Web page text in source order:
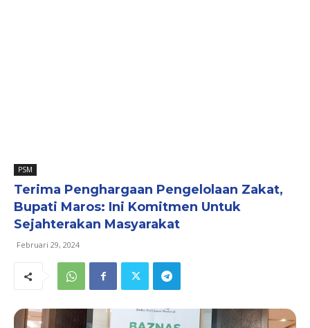
PSM
Terima Penghargaan Pengelolaan Zakat,
Bupati Maros: Ini Komitmen Untuk
Sejahterakan Masyarakat
Februari 29, 2024